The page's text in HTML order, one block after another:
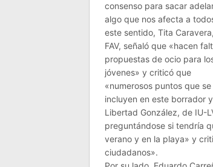
consenso para sacar
algo que nos afecta a
este sentido, Tita
FAV, señaló que «hacen
propuestas de ocio para
jóvenes» y criticó que
«numerosos puntos que se
incluyen en este borrador
Libertad González, de IU-
preguntándose si tendría
verano y en la playa» y
ciudadanos».